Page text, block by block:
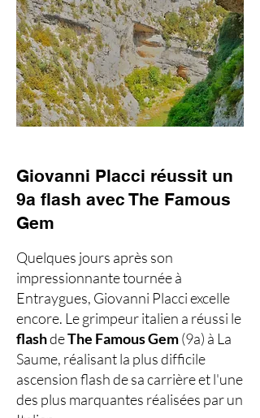
Giovanni Placci réussit un
9a flash avec The Famous
Gem
Quelques jours après son
impressionnante tournée à
Entraygues, Giovanni Placci excelle
encore. Le grimpeur italien a réussi le
flashdeThe Famous Gem(9a) à La
Saume, réalisant la plus difficile
ascension flash de sa carrière et l'une
des plus marquantes réalisées par un